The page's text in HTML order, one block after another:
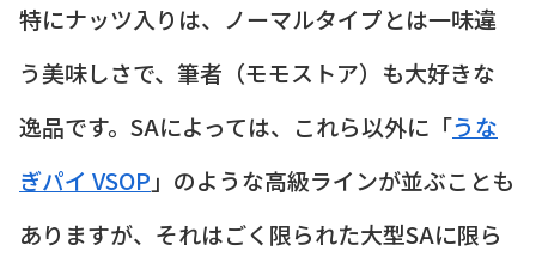
特にナッツ入りは、ノーマルタイプとは一味違
う美味しさで、筆者（モモストア）も大好きな
逸品です。SAによっては、これら以外に「うな
ぎパイ VSOP 」のような高級ラインが並ぶことも
ありますが、それはごく限られた大型SAに限ら